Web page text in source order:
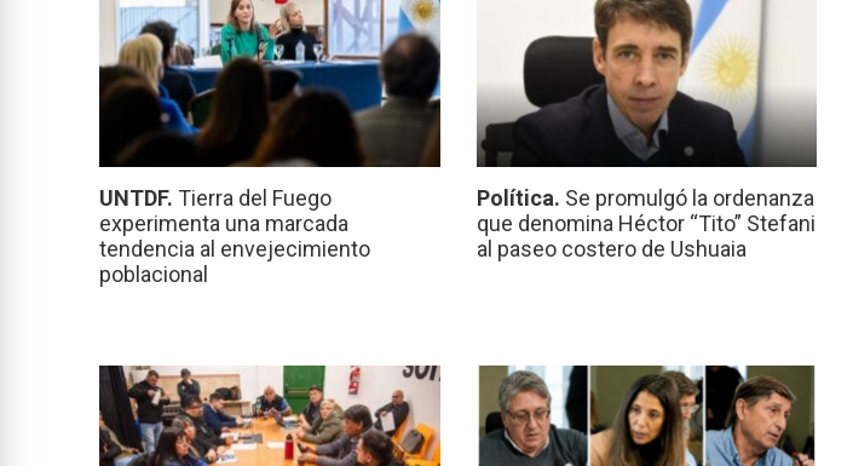
UNTDF. Tierra del Fuego
experimenta una marcada
tendencia al envejecimiento
poblacional
Política. Se promulgó la ordenanza
que denomina Héctor “Tito” Stefani
al paseo costero de Ushuaia